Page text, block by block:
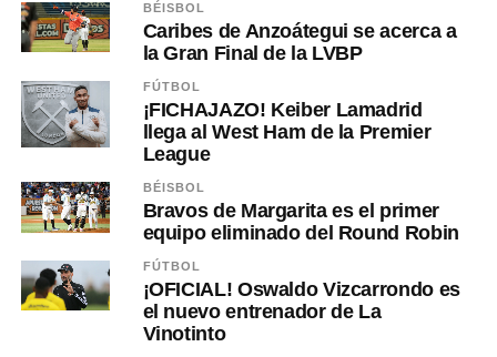
BÉISBOL
Caribes de Anzoátegui se acerca a
la Gran Final de la LVBP
FÚTBOL
¡FICHAJAZO! Keiber Lamadrid
llega al West Ham de la Premier
League
BÉISBOL
Bravos de Margarita es el primer
equipo eliminado del Round Robin
FÚTBOL
¡OFICIAL! Oswaldo Vizcarrondo es
el nuevo entrenador de La
Vinotinto